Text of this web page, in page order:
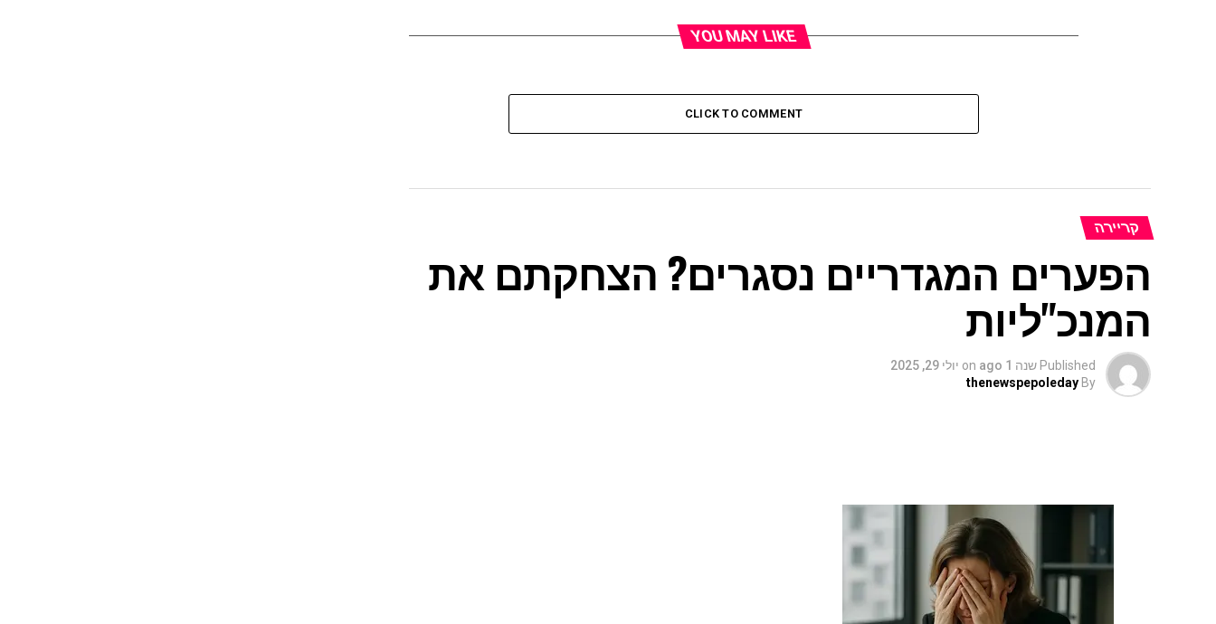
YOU MAY LIKE
CLICK TO COMMENT
קריירה
הפערים המגדריים נסגרים? הצחקתם את
המנכ"ליות
Published שנה 1 ago on יולי 29, 2025
By
thenewspepoleday